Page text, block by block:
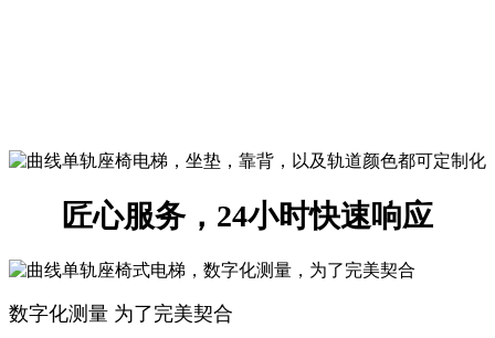
匠心服务， 24小时快速响应
数字化测量 为了完美契合